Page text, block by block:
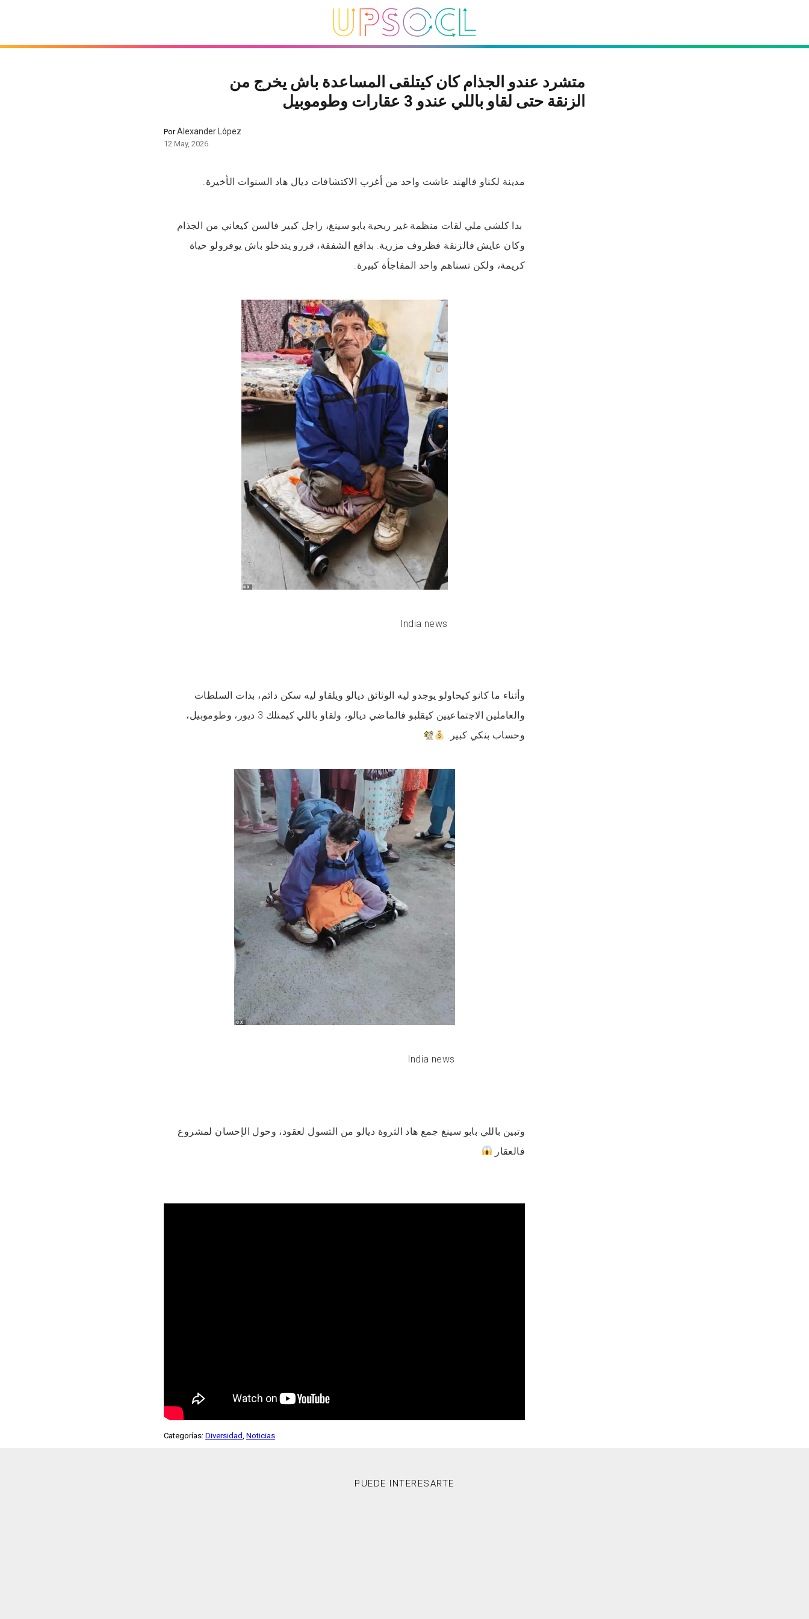
متشرد عندو الجذام كان كيتلقى المساعدة باش يخرج من
الزنقة حتى لقاو باللي عندو 3 عقارات وطوموبيل
PorAlexander López
12 May, 2026
مدينة لكناو فالهند عاشت واحد من أغرب الاكتشافات ديال هاد السنوات الأخيرة.
بدا كلشي ملي لقات منظمة غير ربحية بابو سينغ، راجل كبير فالسن كيعاني من الجذام
وكان عايش فالزنقة فظروف مزرية. بدافع الشفقة، قررو يتدخلو باش يوفرولو حياة
كريمة، ولكن تسناهم واحد المفاجأة كبيرة.
India news
وأثناء ما كانو كيحاولو يوجدو ليه الوثائق ديالو ويلقاو ليه سكن دائم، بدات السلطات
والعاملين الاجتماعيين كيقلبو فالماضي ديالو، ولقاو باللي كيمتلك 3 ديور، وطوموبيل،
وحساب بنكي كبير.
India news
وتبين باللي بابو سينغ جمع هاد الثروة ديالو من التسول لعقود، وحول الإحسان لمشروع
فالعقار
Categorías: Diversidad Noticias
PUEDE INTERESARTE